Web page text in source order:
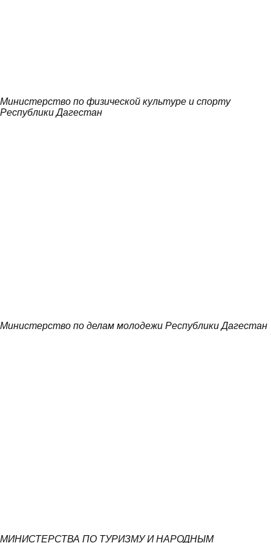
Министерство по физической культуре и спорту
Республики Дагестан
Министерство по делам молодежи Республики Дагестан
МИНИСТЕРСТВА ПО ТУРИЗМУ И НАРОДНЫМ